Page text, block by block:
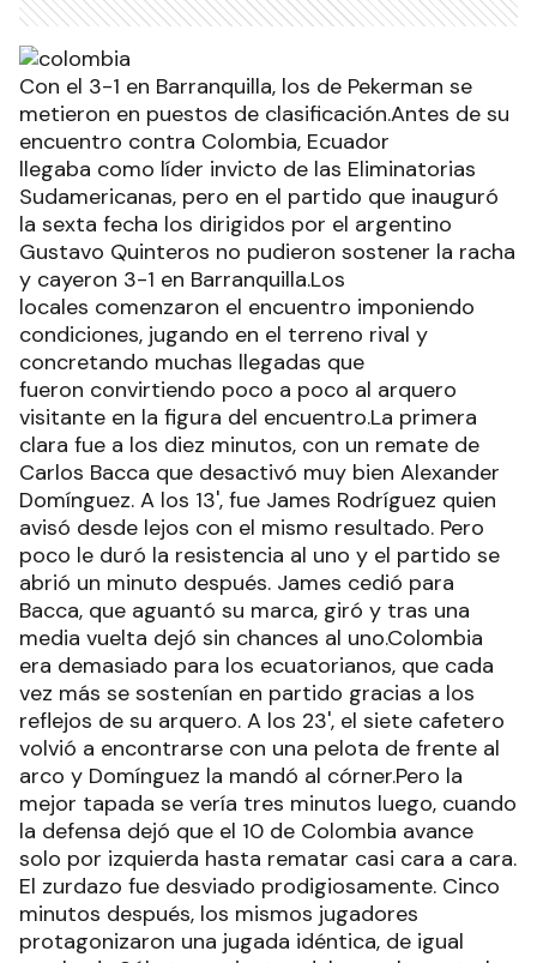
Con el 3-1 en Barranquilla, los de Pekerman se
metieron en puestos de clasificación.Antes de su
encuentro contra Colombia, Ecuador
llegaba como líder invicto de las Eliminatorias
Sudamericanas, pero en el partido que inauguró
la sexta fecha los dirigidos por el argentino
Gustavo Quinteros no pudieron sostener la racha
y cayeron 3-1 en Barranquilla.Los
locales comenzaron el encuentro imponiendo
condiciones, jugando en el terreno rival y
concretando muchas llegadas que
fueron convirtiendo poco a poco al arquero
visitante en la figura del encuentro.La primera
clara fue a los diez minutos, con un remate de
Carlos Bacca que desactivó muy bien Alexander
Domínguez. A los 13', fue James Rodríguez quien
avisó desde lejos con el mismo resultado. Pero
poco le duró la resistencia al uno y el partido se
abrió un minuto después. James cedió para
Bacca, que aguantó su marca, giró y tras una
media vuelta dejó sin chances al uno.Colombia
era demasiado para los ecuatorianos, que cada
vez más se sostenían en partido gracias a los
reflejos de su arquero. A los 23', el siete cafetero
volvió a encontrarse con una pelota de frente al
arco y Domínguez la mandó al córner.Pero la
mejor tapada se vería tres minutos luego, cuando
la defensa dejó que el 10 de Colombia avance
solo por izquierda hasta rematar casi cara a cara.
El zurdazo fue desviado prodigiosamente. Cinco
minutos después, los mismos jugadores
protagonizaron una jugada idéntica, de igual